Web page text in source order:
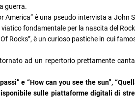
guerra.
America” è una pseudo intervista a John
fondamentale per la nascita del
Rocks”, è un curioso pastiche in cui
ad un repertorio prettamente
e “How can you see the sun”,
sulle piattaforme digitali di